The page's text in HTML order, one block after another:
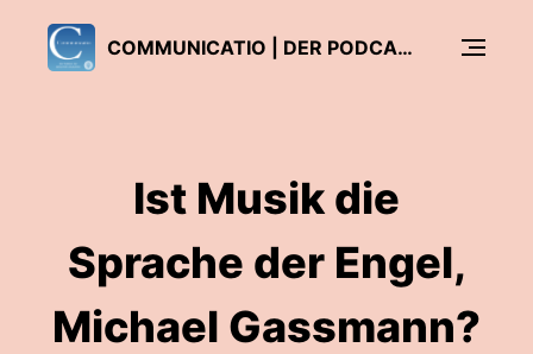
COMMUNICATIO | DER PODCAST DER KATHOLISCHEN ZEITSCHRIFT COMMUNIO
Ist Musik die
Sprache der Engel,
Michael Gassmann?